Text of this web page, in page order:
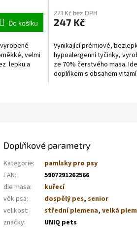
Do košíku
velmi
lepku a
produktu
je
z
5
hvězdiček.
221 Kč bez DPH
247 Kč
Vynikající prémiové,
hypoalergenní tyčinky,
ze 70% čerstvého masa.
doplňkem s obsahem
Doplňkové parametry
Kategorie:
pamlsky pro psy
EAN:
5907291262566
dle masa:
kuřecí
věk psa: dospělý pes,senior
velikost: střední plemena,velká
značky: UNIQ pets